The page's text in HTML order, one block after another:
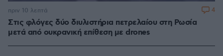
Στις φλόγες δύο διυλιστήρια πετρελαίου στη Ρωσία
μετά από ουκρανική επίθεση με drones
πριν 10 λεπτά 4